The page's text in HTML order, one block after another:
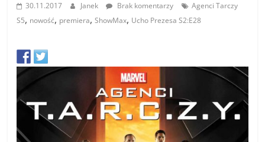
30.11.2017 Janek Brak komentarzy
Agenci Tarczy
S5, nowość, premiera,ShowMax, Ucho Prezesa S2:E28